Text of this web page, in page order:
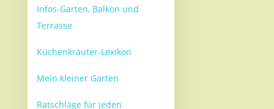
Infos-Garten, Balkon und
Terrasse
Küchenkräuter-Lexikon
Mein kleiner Garten
Ratschläge für jeden